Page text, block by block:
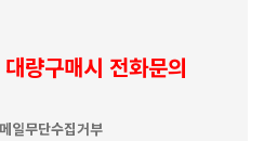
량구매시 전화문의
일무단수집거부